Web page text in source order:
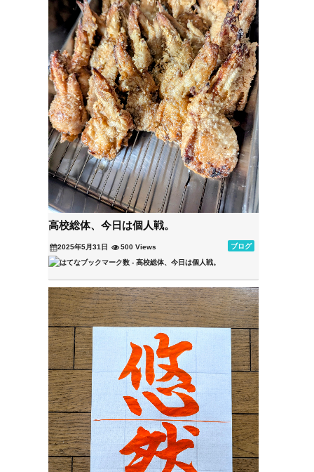
高校総体、今日は個人戦。
2025年5月31日 ブログ
500 Views